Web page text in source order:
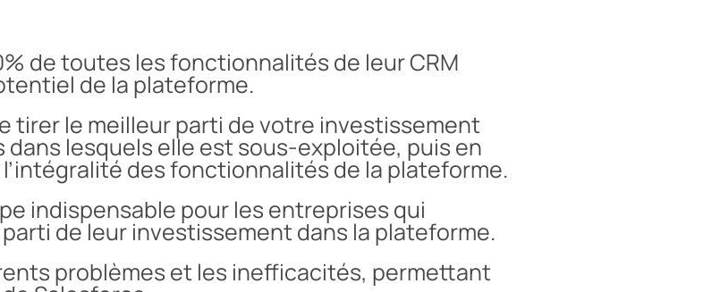
de toutes les fonctionnalités de leur CRM
de la plateforme.
tirer le meilleur parti de votre investissement
lesquels elle est sous-exploitée, puis en
des fonctionnalités de la plateforme.
indispensable pour les entreprises qui
de leur investissement dans la plateforme.
problèmes et les inefficacités, permettant